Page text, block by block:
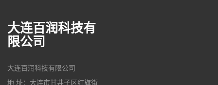
大连百润科技有
限公司
大连百润科技有限公司
地 址：大连市甘井子区红旗街